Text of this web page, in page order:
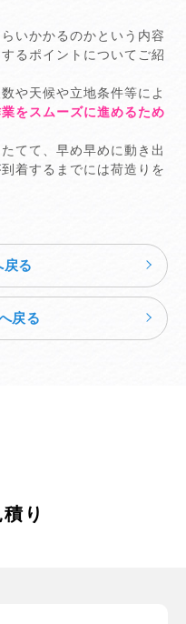
いかかるのかという内容
るポイントについてご紹
や天候や立地条件等によ
をスムーズに進めるため
てて、早め早めに動き出
着するまでには荷造りを
る
戻る
り